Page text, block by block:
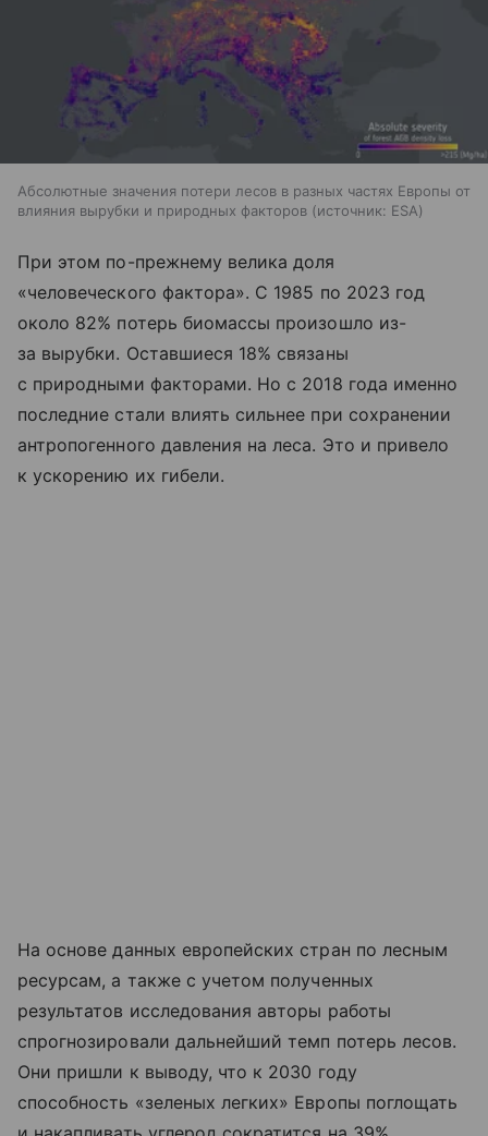
Абсолютные значения потери лесов в разных частях Европы от
влияния вырубки и природных факторов
источник: ESA
При этом по-прежнему велика доля
«человеческого фактора». С 1985 по 2023 год
около 82% потерь биомассы произошло из-
за вырубки. Оставшиеся 18% связаны
с природными факторами. Но с 2018 года именно
последние стали влиять сильнее при сохранении
антропогенного давления на леса. Это и привело
к ускорению их гибели.
На основе данных европейских стран по лесным
ресурсам, а также с учетом полученных
результатов исследования авторы работы
спрогнозировали дальнейший темп потерь лесов.
Они пришли к выводу, что к 2030 году
способность «зеленых легких» Европы поглощать